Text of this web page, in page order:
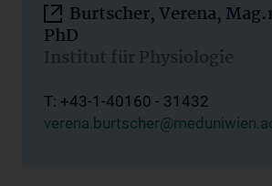
Burtscher, Verena,
PhD
Institut für Physiologie
T: +43-1-40160 - 31432